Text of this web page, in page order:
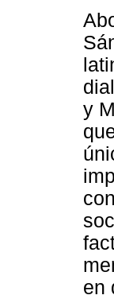
y
en